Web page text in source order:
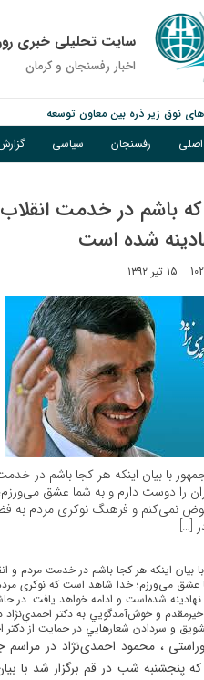
سایت تحلیلی خبری
اخبار رفسنجان و كرمان
های نوق زیر ذره بین معاون توسعه
مسلح در کرمان بازداشت شدند
حامل چوب جنگلی تاغ در رفسنجان
رفسنجان سیاسی
باشم در خدمت
شده است
۱۵ تیر ۱۳۹۲
با بیان اینکه هر کجا باشم در
را دوست دارم و به شما عشق
نمی‌کنم و فرهنگ نوکری مردم به
[…]
بیان اینکه هر کجا باشم در خدمت مردم
عشق می‌ورزم؛ خدا شاهد است که نوکری
شده‌است و ادامه خواهد یافت. در
خيرمقدم و خوش‌آمدگويي به دکتر
و سردادن شعارهايي در حمايت از دکتر
، محمود احمدی‌نژاد در مراسم
شب در قم برگزار شد با